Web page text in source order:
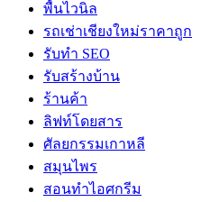
พื้นไวนิล
รถเช่าเชียงใหม่ราคาถูก
รับทำ SEO
รับสร้างบ้าน
ร้านค้า
ลิฟท์โดยสาร
ศัลยกรรมเกาหลี
สมุนไพร
สอนทำไอศกรีม